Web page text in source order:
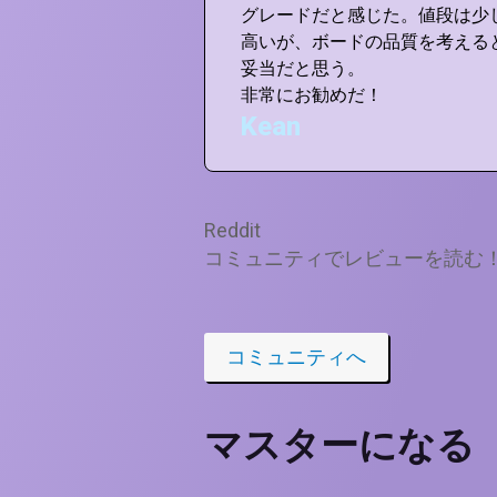
グレードだと感じた。値段は少
高いが、ボードの品質を考える
妥当だと思う。
非常にお勧めだ！
Kean
Reddit
コミュニティでレビューを読む！
コミュニティへ
マスターになる